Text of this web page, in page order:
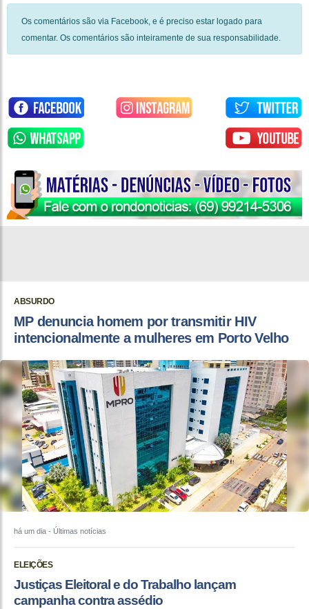
Os comentários são via Facebook, e é preciso estar logado para
comentar. Os comentários são inteiramente de sua responsabilidade.
ABSURDO
MP denuncia homem por transmitir HIV
intencionalmente a mulheres em Porto Velho
há um dia - Últimas notícias
ELEIÇÕES
Justiças Eleitoral e do Trabalho lançam
campanha contra assédio